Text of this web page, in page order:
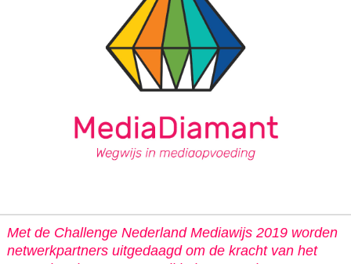
Met de Challenge Nederland Mediawijs 2019 worden
netwerkpartners uitgedaagd om de kracht van het